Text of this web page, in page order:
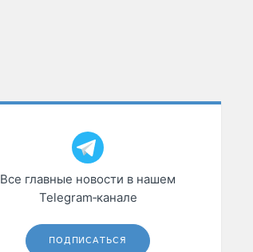
Все главные новости в нашем
Telegram‑канале
ПОДПИСАТЬСЯ